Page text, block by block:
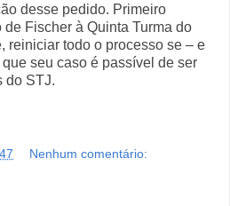
desse pedido. Primeiro
Fischer à Quinta Turma do
reiniciar todo o processo se – e
seu caso é passível de ser
do STJ.
Nenhum comentário: